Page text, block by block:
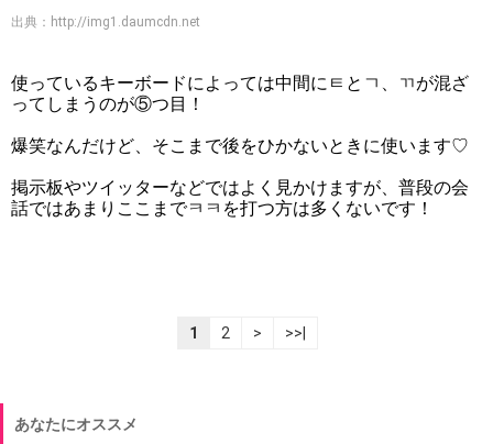
出典： http://img1.daumcdn.net
使っているキーボードによっては中間にㅌとㄱ、ㄲが混ざ
ってしまうのが⑤つ目！
爆笑なんだけど、そこまで後をひかないときに使います♡
掲示板やツイッターなどではよく見かけますが、普段の会
話ではあまりここまでㅋㅋを打つ方は多くないです！
1 2 > >>|
あなたにオススメ